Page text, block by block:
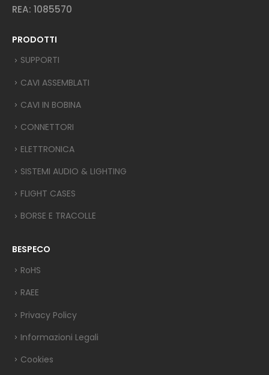
REA: 1085570
PRODOTTI
SUPPORTI
CAVI ASSEMBLATI
CAVI IN BOBINA
CONNETTORI
ELETTRONICA
SISTEMI AUDIO & LIGHTING
FLIGHT CASES
BORSE E TRACOLLE
BESPECO
RoHS
RAEE
Privacy Policy
Informazioni Legali
Cookies